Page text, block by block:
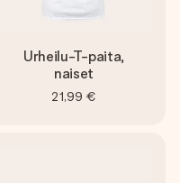
Urheilu-T-paita,
naiset
21,99 €